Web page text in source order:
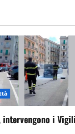
intervengono i